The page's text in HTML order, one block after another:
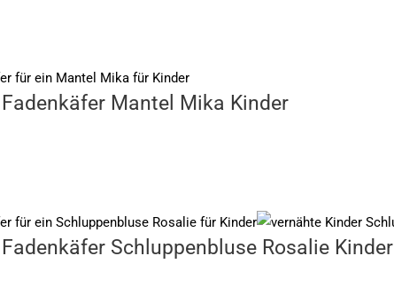
Mantel Mika Kinder
Schluppenbluse Rosalie Kinder